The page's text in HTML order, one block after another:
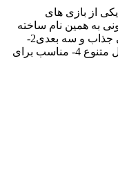
بازی SpongeBob SquarePants Quad Pack یکی از بازی های
به همین نام ساخته
شده استبرخی از ویژگیهای بازی1- محیطی جذاب و سه بعدی2-
دارای صداهای جذاب در حین بازی3- مراحل متنوع 4- مناسب برای